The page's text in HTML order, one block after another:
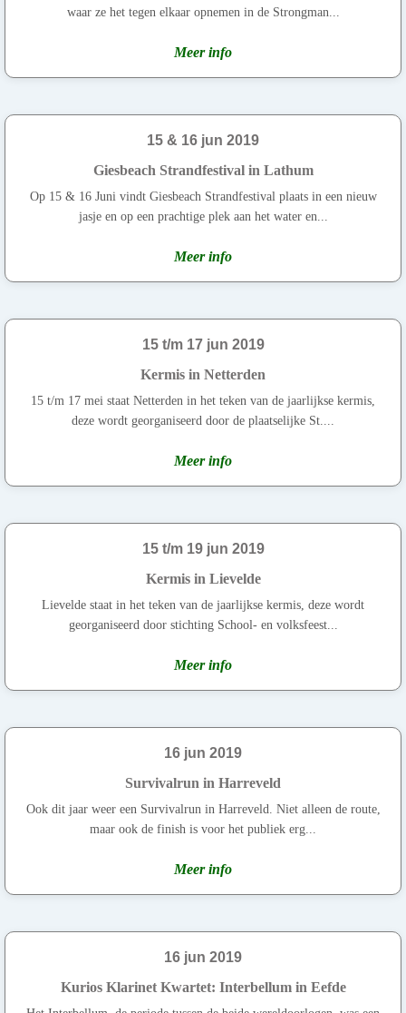
waar ze het tegen elkaar opnemen in de Strongman...
Meer info
15 & 16 jun 2019
Giesbeach Strandfestival in Lathum
Op 15 & 16 Juni vindt Giesbeach Strandfestival plaats in een nieuw
jasje en op een prachtige plek aan het water en...
Meer info
15 t/m 17 jun 2019
Kermis in Netterden
15 t/m 17 mei staat Netterden in het teken van de jaarlijkse kermis,
deze wordt georganiseerd door de plaatselijke St....
Meer info
15 t/m 19 jun 2019
Kermis in Lievelde
Lievelde staat in het teken van de jaarlijkse kermis, deze wordt
georganiseerd door stichting School- en volksfeest...
Meer info
16 jun 2019
Survivalrun in Harreveld
Ook dit jaar weer een Survivalrun in Harreveld. Niet alleen de route,
maar ook de finish is voor het publiek erg...
Meer info
16 jun 2019
Kurios Klarinet Kwartet: Interbellum in Eefde